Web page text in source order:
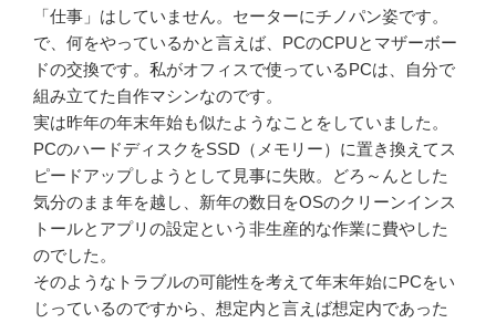
「仕事」はしていません。セーターにチノパン姿です。
で、何をやっているかと言えば、PCのCPUとマザーボー
ドの交換です。私がオフィスで使っているPCは、自分で
組み立てた自作マシンなのです。
実は昨年の年末年始も似たようなことをしていました。
PCのハードディスクをSSD（メモリー）に置き換えてス
ピードアップしようとして見事に失敗。どろ～んとした
気分のまま年を越し、新年の数日をOSのクリーンインス
トールとアプリの設定という非生産的な作業に費やした
のでした。
そのようなトラブルの可能性を考えて年末年始にPCをい
じっているのですから、想定内と言えば想定内であった